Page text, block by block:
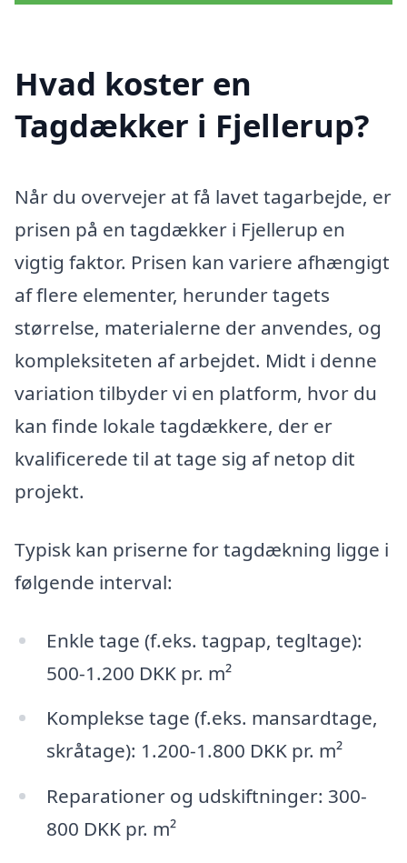
Hvad koster en
Tagdækker i Fjellerup?
Når du overvejer at få lavet tagarbejde, er
prisen på en tagdækker i Fjellerup en
vigtig faktor. Prisen kan variere afhængigt
af flere elementer, herunder tagets
størrelse, materialerne der anvendes, og
kompleksiteten af arbejdet. Midt i denne
variation tilbyder vi en platform, hvor du
kan finde lokale tagdækkere, der er
kvalificerede til at tage sig af netop dit
projekt.
Typisk kan priserne for tagdækning ligge i
følgende interval:
Enkle tage (f.eks. tagpap, tegltage):
500-1.200 DKK pr. m²
Komplekse tage (f.eks. mansardtage,
skråtage): 1.200-1.800 DKK pr. m²
Reparationer og udskiftninger: 300-
800 DKK pr. m²